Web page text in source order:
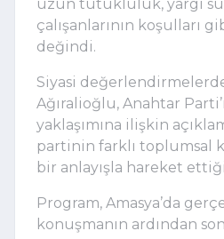
uzun tutukluluk, yargı
çalışanlarının koşulları
değindi.
Siyasi
Ağıralioğlu, Anahtar
yaklaşımına ilişkin
partinin farklı toplumsal
bir anlayışla hareket
Program, Amasya’da
konuşmanın ardından